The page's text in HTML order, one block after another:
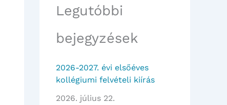
Legutóbbi
bejegyzések
2026-2027. évi elsőéves
kollégiumi felvételi kiírás
2026. július 22.